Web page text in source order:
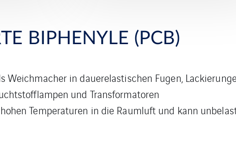
BIPHENYLE (PCB)
Weichmacher in dauerelastischen Fugen,
und Transformatoren
Temperaturen in die Raumluft und kann